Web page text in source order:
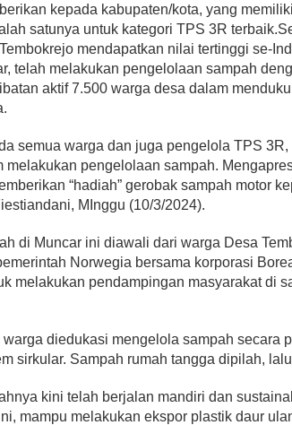
kepada kabupaten/kota, yang
satunya untuk kategori TPS 3R
mendapatkan nilai tertinggi se-
telah melakukan pengelolaan sampah
aktif 7.500 warga desa dalam
semua warga dan juga pengelola TPS
melakukan pengelolaan sampah.
“hadiah” gerobak sampah motor
MInggu (10/3/2024).
di Muncar ini diawali dari warga Desa
Norwegia bersama korporasi
melakukan pendampingan masyarakat di
diedukasi mengelola sampah secara
sirkular. Sampah rumah tangga dipilah,
kini telah berjalan mandiri dan
mampu melakukan ekspor plastik daur